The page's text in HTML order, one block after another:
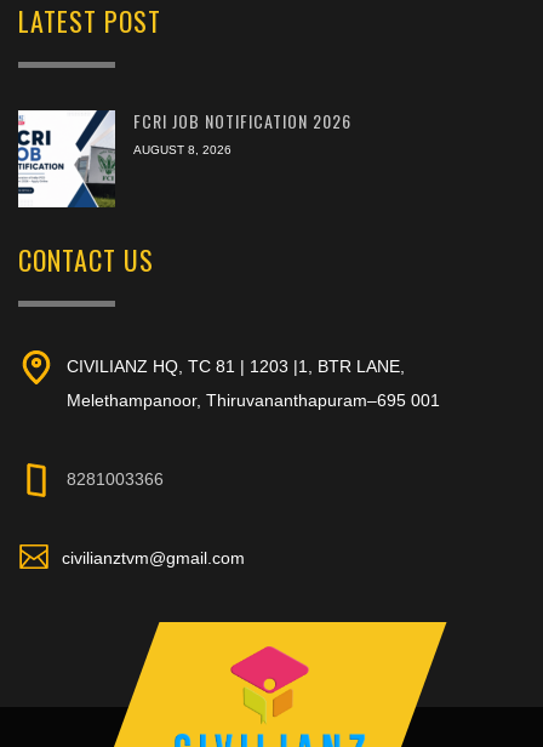
LATEST POST
FCRI JOB NOTIFICATION 2026
AUGUST 8, 2026
CONTACT US
CIVILIANZ HQ, TC 81 | 1203 |1, BTR LANE,
Melethampanoor, Thiruvananthapuram–695 001
8281003366
civilianztvm@gmail.com